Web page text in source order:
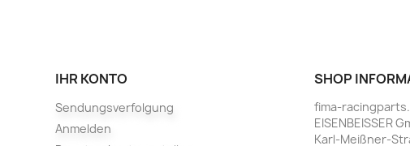
IHR KONTO
Sendungsverfolgung
Anmelden
SHOP
fima-
EISENBEISSER
Karl-Meißner-